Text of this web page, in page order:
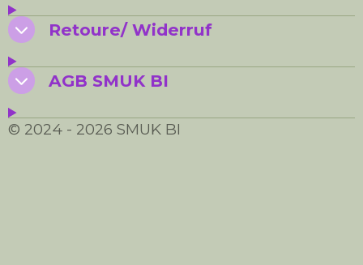
Retoure/ Widerruf
AGB SMUK BI
© 2024 - 2026 SMUK BI